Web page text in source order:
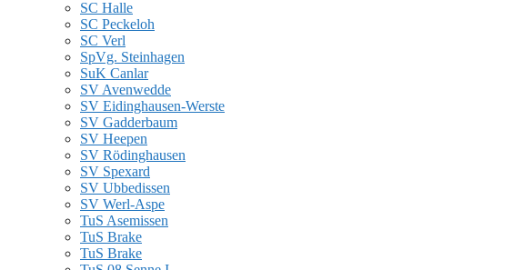
SC Halle
SC Peckeloh
SC Verl
SpVg. Steinhagen
SuK Canlar
SV Avenwedde
SV Eidinghausen-Werste
SV Gadderbaum
SV Heepen
SV Rödinghausen
SV Spexard
SV Ubbedissen
SV Werl-Aspe
TuS Asemissen
TuS Brake
TuS Brake